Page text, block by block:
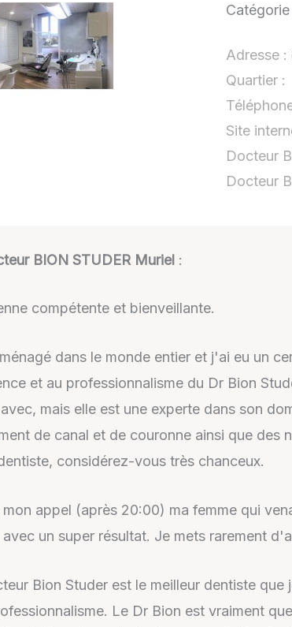
Catégorie
Adresse :
Quartier :
Site
Docteur
Docteur
BION STUDER Muriel :
compétente et bienveillante.
dans le monde entier et j'ai eu un
et au professionnalisme du Dr Bion
mais elle est une experte dans son
de canal et de couronne ainsi que
considérez-vous très chanceux.
appel (après 20:00) ma femme qui
un super résultat. Je mets rarement
Bion Studer est le meilleur dentiste
Le Dr Bion est vraiment